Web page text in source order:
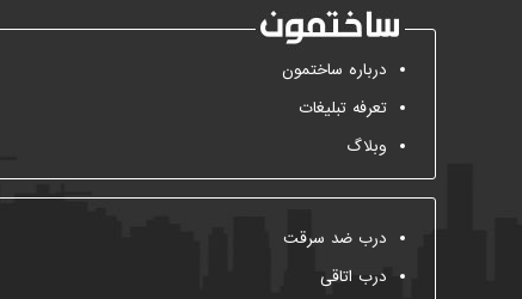
درباره ساختمون
تعرفه تبلیغات
وبلاگ
درب ضد سرقت
درب اتاقی